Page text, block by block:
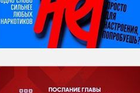
Я встретил вас – и
всё былое...